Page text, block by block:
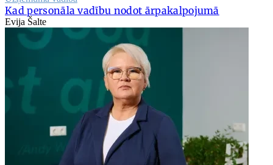
Kad personāla vadību nodot ārpakalpojumā
Evija Šalte